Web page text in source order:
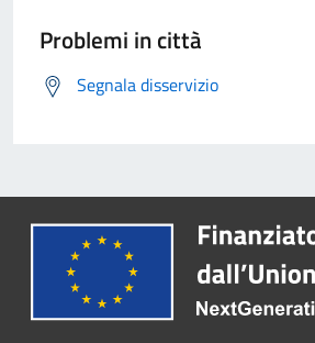
Problemi in città
Segnala disservizio